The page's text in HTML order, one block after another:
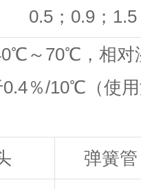
0.5 ； 0.9 ； 1.5
～70℃，相对
％/10℃（使
弹簧管